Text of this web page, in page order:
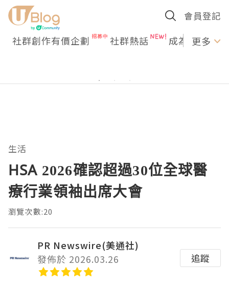
會員登記
社群創作有價企劃 社群熱話 成為U更多
生活
HSA 2026確認超過30位全球醫
療行業領袖出席大會
瀏覽次數:20
PR Newswire(美通社)
發佈於 2026.03.26
追蹤